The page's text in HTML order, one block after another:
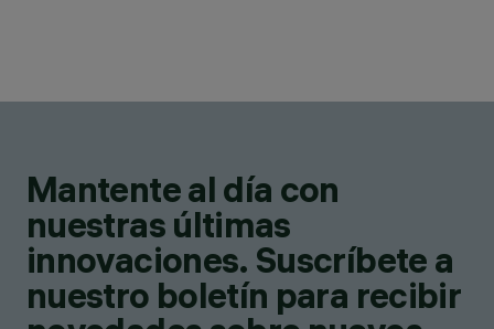
Mantente al día con
nuestras últimas
innovaciones. Suscríbete a
nuestro boletín para recibir